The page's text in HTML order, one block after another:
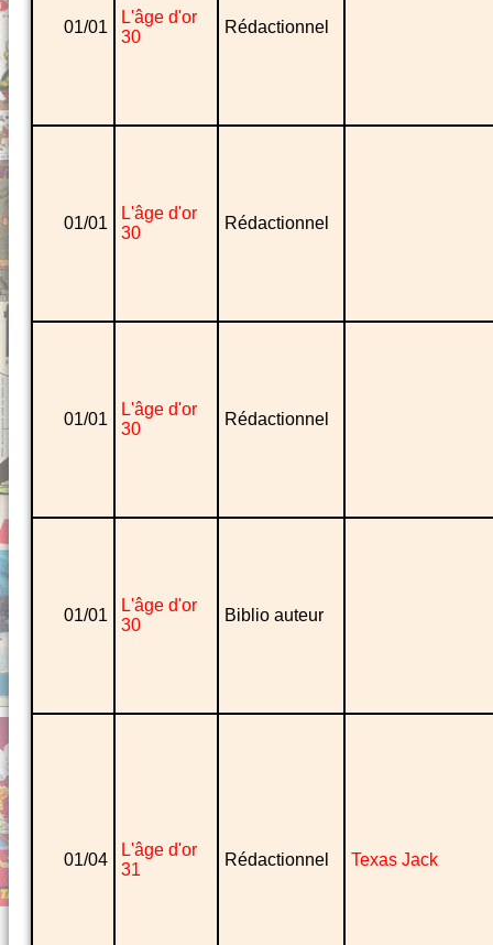
01/01
L'âge d'or
30
Rédactionnel
01/01
L'âge d'or
30
Rédactionnel
01/01
L'âge d'or
30
Rédactionnel
01/01
L'âge d'or
30
Biblio auteur
01/04
L'âge d'or
31
Rédactionnel Texas Jack